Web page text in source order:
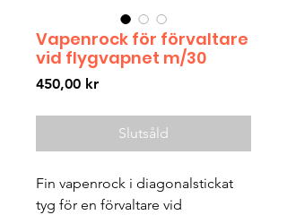
Vapenrock för förvaltare
vid flygvapnet m/30
450,00 krPris
Slutsåld
Fin vapenrock i diagonalstickat
tyg för en förvaltare vid